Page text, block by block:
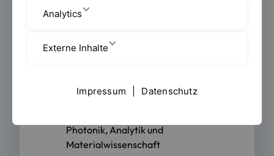
Valerius Abb
Photonik, Analytik und
Materialwissenschaft
Analytics
Externe Inhalte
Impressum Datenschutz